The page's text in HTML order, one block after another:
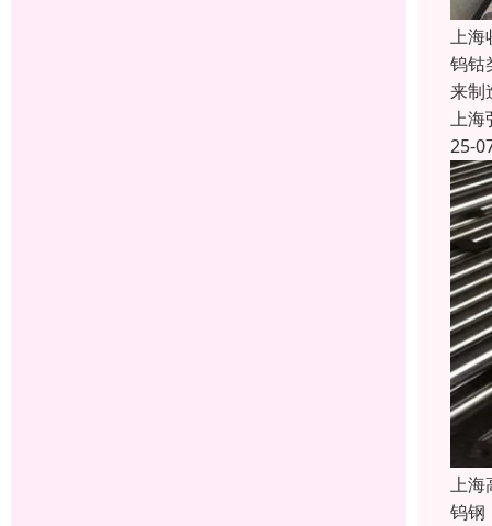
上海
钨钴
来制
上海
25-
上海
钨钢